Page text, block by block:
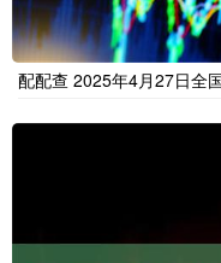
配配查 2025年4月27日全